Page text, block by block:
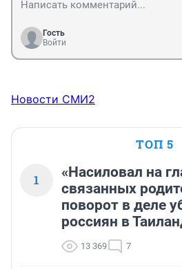
Гость
Войти
Новости СМИ2
ТОП 5
1
«Насиловал на
связанных
поворот в деле
россиян в
13 369 7